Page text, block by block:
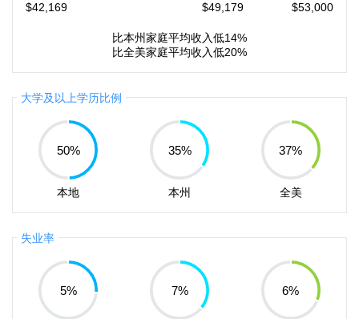
$42,169
$49,179
$53,000
比本州家庭平均收入低14%
比全美家庭平均收入低20%
大学及以上学历比例
50%
本地
35%
本州
37%
全美
失业率
5% 7% 6%